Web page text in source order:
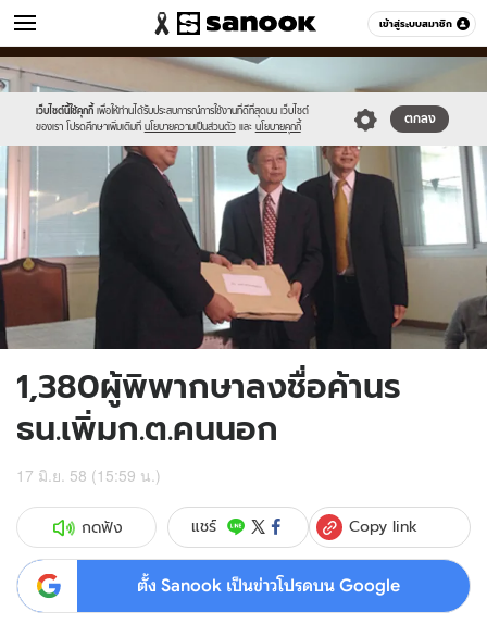
เข้าสู่ระบบสมาชิก
ข่าว หมวดอื่นๆ
เว็บไซต์นี้ใช้คุกกี้ เพื่อให้ท่านได้รับประสบการณ์การใช้งานที่ดีที่สุดบน เว็บไซต์
ของเรา โปรดศึกษาเพิ่มเติมที่ นโยบายความเป็นส่วนตัว และ นโยบายคุกกี้
ตกลง
Sanook
//s.isanook.com/sr/0/images/logo-
new-
sanook.png
600
60
//s.isanook.com/ns/0/ud/362/1813946/625551-
01.jpg
1,380ผู้พิพากษาลงชื่อค้านร
ธน.เพิ่มก.ต.คนนอก
17 มิ.ย. 58 (15:59 น.)
กดฟัง แชร์ Copy link
ตั้ง Sanook เป็นข่าวโปรดบน Google